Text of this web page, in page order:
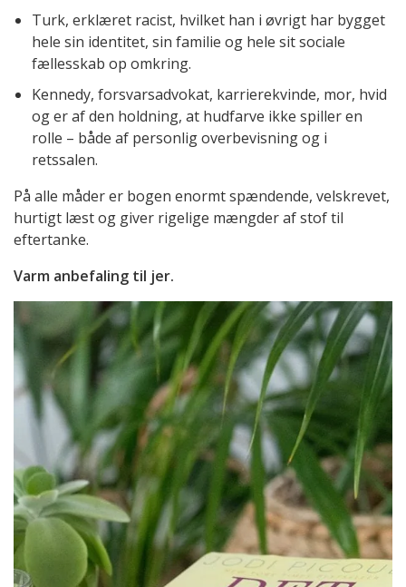
Turk, erklæret racist, hvilket han i øvrigt har bygget
hele sin identitet, sin familie og hele sit sociale
fællesskab op omkring.
Kennedy, forsvarsadvokat, karrierekvinde, mor, hvid
og er af den holdning, at hudfarve ikke spiller en
rolle – både af personlig overbevisning og i
retssalen.
På alle måder er bogen enormt spændende, velskrevet,
hurtigt læst og giver rigelige mængder af stof til
eftertanke.
Varm anbefaling til jer.